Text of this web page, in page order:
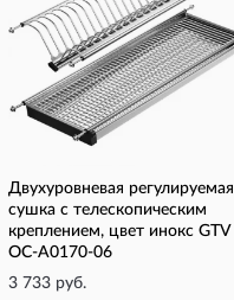
Двухуровневая регулируемая
сушка с телескопическим
креплением, цвет инокс GTV
OC-A0170-06
3 733 руб.